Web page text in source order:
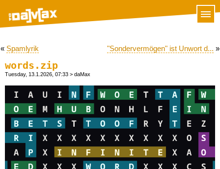
« Spamlyrik "Sondervermögen" ist Unwort d... »
words.zip
Tuesday, 13.1.2026, 07:33 > daMax